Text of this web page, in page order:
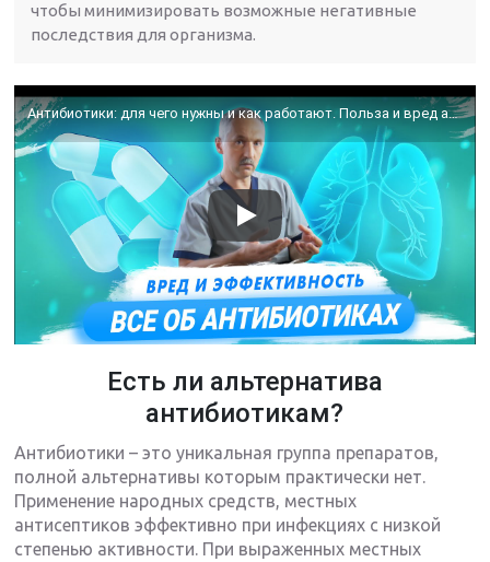
чтобы минимизировать возможные негативные
последствия для организма.
Антибиотики: для чего нужны и как работают. Польза и вред антибиотиков / Доктор Виктор
Есть ли альтернатива
антибиотикам?
Антибиотики – это уникальная группа препаратов,
полной альтернативы которым практически нет.
Применение народных средств, местных
антисептиков эффективно при инфекциях с низкой
степенью активности. При выраженных местных